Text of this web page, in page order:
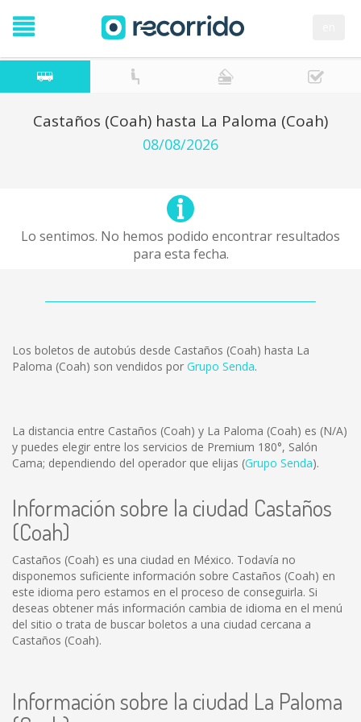
Castaños (Coah) hasta La Paloma (Coah)
08/08/2026
Lo sentimos. No hemos podido encontrar resultados
para esta fecha.
Los boletos de autobús desde Castaños (Coah) hasta La
Paloma (Coah) son vendidos por Grupo Senda.
La distancia entre Castaños (Coah) y La Paloma (Coah) es (N/A)
y puedes elegir entre los servicios de Premium 180°, Salón
Cama; dependiendo del operador que elijas (Grupo Senda).
Información sobre la ciudad Castaños
(Coah)
Castaños (Coah) es una ciudad en México. Todavía no
disponemos suficiente información sobre Castaños (Coah) en
este idioma pero estamos en el proceso de conseguirla. Si
deseas obtener más información cambia de idioma en el menú
del sitio o trata de buscar boletos a una ciudad cercana a
Castaños (Coah).
Información sobre la ciudad La Paloma